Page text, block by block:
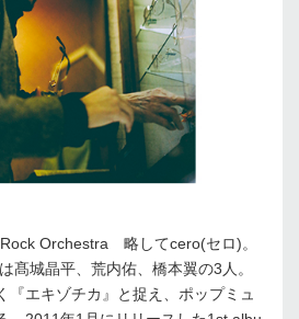
Orchestra 略してcero(セロ)。
髙城晶平、荒内佑、橋本翼の3人。
『エキゾチカ』と捉え、ポップミュ